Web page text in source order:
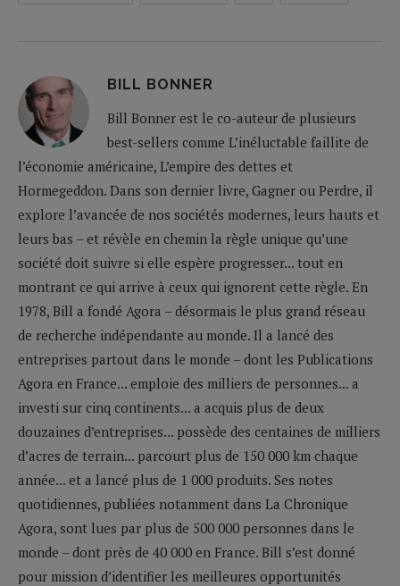
BILL BONNER
Bill Bonner est le co-auteur de plusieurs
best-sellers comme L’inéluctable faillite de
l’économie américaine, L’empire des dettes et
Hormegeddon. Dans son dernier livre, Gagner ou Perdre, il
explore l’avancée de nos sociétés modernes, leurs hauts et
leurs bas – et révèle en chemin la règle unique qu’une
société doit suivre si elle espère progresser... tout en
montrant ce qui arrive à ceux qui ignorent cette règle. En
1978, Bill a fondé Agora – désormais le plus grand réseau
de recherche indépendante au monde. Il a lancé des
entreprises partout dans le monde – dont les Publications
Agora en France... emploie des milliers de personnes... a
investi sur cinq continents... a acquis plus de deux
douzaines d’entreprises... possède des centaines de milliers
d’acres de terrain... parcourt plus de 150 000 km chaque
année... et a lancé plus de 1 000 produits. Ses notes
quotidiennes, publiées notamment dans La Chronique
Agora, sont lues par plus de 500 000 personnes dans le
monde – dont près de 40 000 en France. Bill s’est donné
pour mission d’identifier les meilleures opportunités